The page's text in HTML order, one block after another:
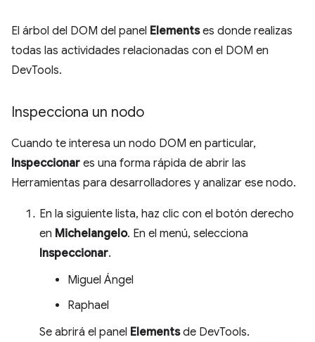
El árbol del DOM del panel Elementses donde realizas
todas las actividades relacionadas con el DOM en
DevTools.
Inspecciona un nodo
Cuando te interesa un nodo DOM en particular,
Inspeccionar es una forma rápida de abrir las
Herramientas para desarrolladores y analizar ese nodo.
En la siguiente lista, haz clic con el botón derecho
en Michelangelo. En el menú, selecciona
Inspeccionar.
Miguel Ángel
Raphael
Se abrirá el panel Elementsde DevTools.